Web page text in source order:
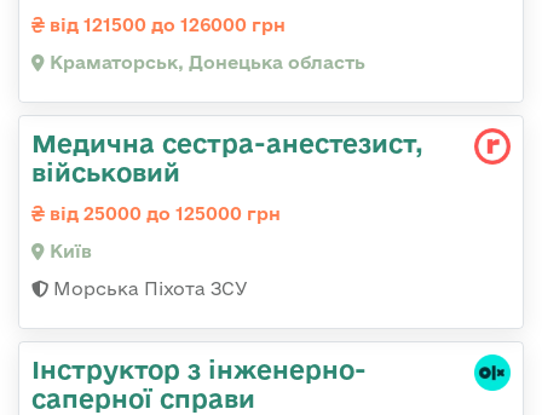
від 121500 до 126000 грн
Краматорськ, Донецька область
Медична сестpа-анестезист,
військовий
від 25000 до 125000 грн
Київ
Морська Піхота ЗСУ
Інструктор з інженерно-
саперної справи